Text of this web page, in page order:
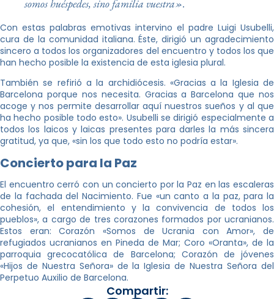
somos huéspedes, sino familia vuestra».
Con estas palabras emotivas intervino el padre Luigi Usubelli,
cura de la comunidad italiana. Éste, dirigió un agradecimiento
sincero a todos los organizadores del encuentro y todos los que
han hecho posible la existencia de esta iglesia plural.
También se refirió a la archidiócesis. «Gracias a la Iglesia de
Barcelona porque nos necesita. Gracias a Barcelona que nos
acoge y nos permite desarrollar aquí nuestros sueños y al que
ha hecho posible todo esto». Usubelli se dirigió especialmente a
todos los laicos y laicas presentes para darles la más sincera
gratitud, ya que, «sin los que todo esto no podría estar».
Concierto para la Paz
El encuentro cerró con un concierto por la Paz en las escaleras
de la fachada del Nacimiento. Fue «un canto a la paz, para la
cohesión, el entendimiento y la convivencia de todos los
pueblos», a cargo de tres corazones formados por ucranianos.
Estos eran: Corazón «Somos de Ucrania con Amor», de
refugiados ucranianos en Pineda de Mar; Coro «Oranta», de la
parroquia grecocatólica de Barcelona; Corazón de jóvenes
«Hijos de Nuestra Señora» de la Iglesia de Nuestra Señora del
Perpetuo Auxilio de Barcelona.
Compartir: